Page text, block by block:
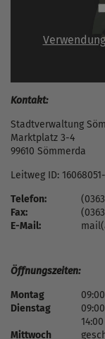
Kontakt:
Stadtverwaltung
Marktplatz 3-4
99610 Sömmerda
Leitweg ID:
Telefon:
Fax:
E-Mail:
Öffnungszeiten:
Montag
Dienstag
Mittwoch